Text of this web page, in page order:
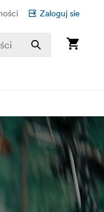
Zaloguj sie